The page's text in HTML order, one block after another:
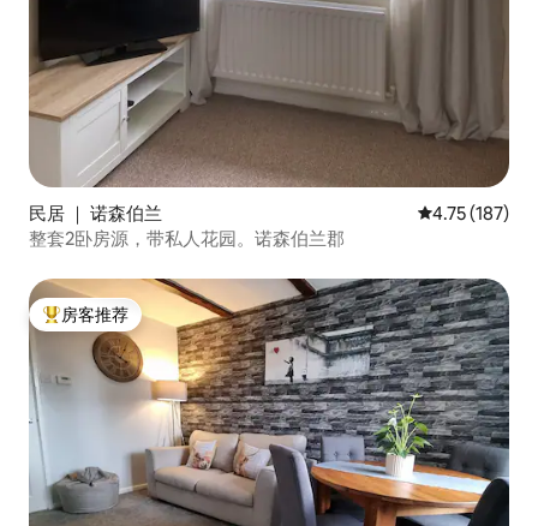
民居 ｜ 诺森伯兰 平均评分 4.75
4.75 (187)
整套2卧房源，带私人花园。诺森伯兰郡
热门「房客推荐」
房客推荐